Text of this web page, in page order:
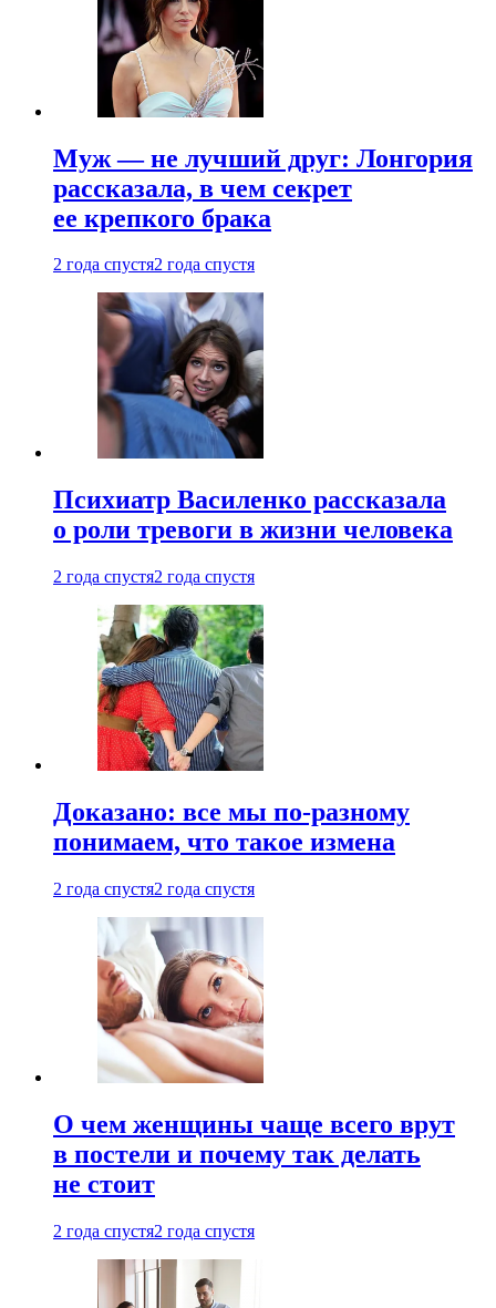
Муж — не лучший друг: Лонгория
рассказала, в чем секрет
ее крепкого брака
2 года спустя2 года спустя
Психиатр Василенко рассказала
о роли тревоги в жизни человека
2 года спустя2 года спустя
Доказано: все мы по-разному
понимаем, что такое измена
2 года спустя2 года спустя
О чем женщины чаще всего врут
в постели и почему так делать
не стоит
2 года спустя2 года спустя